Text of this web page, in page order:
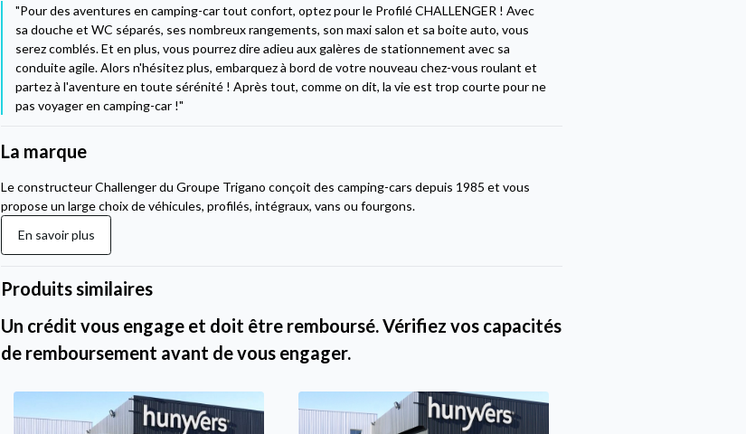
"Pour des aventures en camping-car tout confort, optez pour le Profilé CHALLENGER ! Avec
sa douche et WC séparés, ses nombreux rangements, son maxi salon et sa boite auto, vous
serez comblés. Et en plus, vous pourrez dire adieu aux galères de stationnement avec sa
conduite agile. Alors n'hésitez plus, embarquez à bord de votre nouveau chez-vous roulant et
partez à l'aventure en toute sérénité ! Après tout, comme on dit, la vie est trop courte pour ne
pas voyager en camping-car !"
La marque
Le constructeur Challenger du Groupe Trigano conçoit des camping-cars depuis 1985 et vous
propose un large choix de véhicules, profilés, intégraux, vans ou fourgons.
En savoir plus
Produits similaires
Un crédit vous engage et doit être remboursé. Vérifiez vos capacités
de remboursement avant de vous engager.